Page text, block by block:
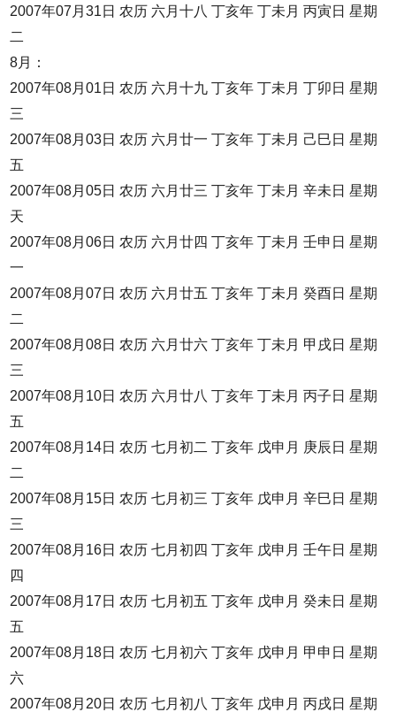
2007年07月31日 农历 六月十八 丁亥年 丁未月 丙寅日 星期
二
8月：
2007年08月01日 农历 六月十九 丁亥年 丁未月 丁卯日 星期
三
2007年08月03日 农历 六月廿一 丁亥年 丁未月 己巳日 星期
五
2007年08月05日 农历 六月廿三 丁亥年 丁未月 辛未日 星期
天
2007年08月06日 农历 六月廿四 丁亥年 丁未月 壬申日 星期
一
2007年08月07日 农历 六月廿五 丁亥年 丁未月 癸酉日 星期
二
2007年08月08日 农历 六月廿六 丁亥年 丁未月 甲戌日 星期
三
2007年08月10日 农历 六月廿八 丁亥年 丁未月 丙子日 星期
五
2007年08月14日 农历 七月初二 丁亥年 戊申月 庚辰日 星期
二
2007年08月15日 农历 七月初三 丁亥年 戊申月 辛巳日 星期
三
2007年08月16日 农历 七月初四 丁亥年 戊申月 壬午日 星期
四
2007年08月17日 农历 七月初五 丁亥年 戊申月 癸未日 星期
五
2007年08月18日 农历 七月初六 丁亥年 戊申月 甲申日 星期
六
2007年08月20日 农历 七月初八 丁亥年 戊申月 丙戌日 星期